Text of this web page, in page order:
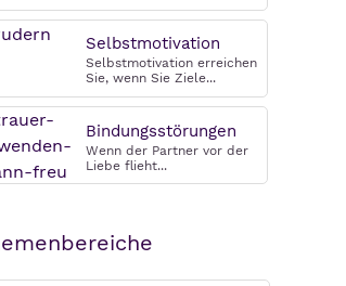
Selbstmotivation
Selbstmotivation erreichen
Sie, wenn Sie Ziele...
Bindungsstörungen
Wenn der Partner vor der
Liebe flieht...